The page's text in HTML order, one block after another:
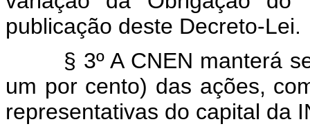
publicação deste Decreto-Lei.
§ 3º A CNEN manterá
um por cento) das ações,
representativas do capital da